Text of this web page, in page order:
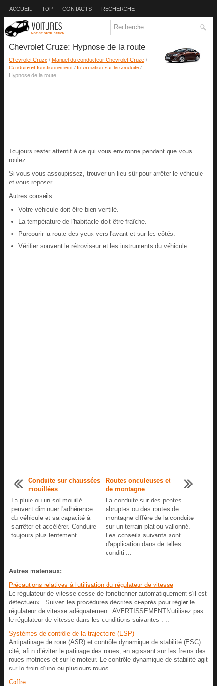
ACCUEIL TOP CONTACTS RECHERCHE
Chevrolet Cruze: Hypnose de la route
Chevrolet Cruze/ Manuel du conducteur Chevrolet Cruze/
Conduite et fonctionnement/ Information sur la conduite/
Hypnose de la route
Toujours rester attentif à ce qui vous environne pendant que vous
roulez.
Si vous vous assoupissez, trouver un lieu sûr pour arrêter le véhicule
et vous reposer.
Autres conseils :
Votre véhicule doit être bien ventilé.
La température de l'habitacle doit être fraîche.
Parcourir la route des yeux vers l'avant et sur les côtés.
Vérifier souvent le rétroviseur et les instruments du véhicule.
Conduite sur chaussées
mouillées
La pluie ou un sol mouillé
peuvent diminuer l'adhérence
du véhicule et sa capacité à
s'arrêter et accélérer. Conduire
toujours plus lentement ...
Routes onduleuses et
de montagne
La conduite sur des pentes
abruptes ou des routes de
montagne diffère de la conduite
sur un terrain plat ou vallonné.
Les conseils suivants sont
d'application dans de telles
conditi ...
Autres materiaux:
Précautions relatives à l'utilisation du régulateur de vitesse
Le régulateur de vitesse cesse de fonctionner automatiquement s'il est
défectueux. Suivez les procédures décrites ci-après pour régler le
régulateur de vitesse adéquatement. AVERTISSEMENTN'utilisez pas
le régulateur de vitesse dans les conditions suivantes : ...
Systèmes de contrôle de la trajectoire (ESP)
Antipatinage de roue (ASR) et contrôle dynamique de stabilité (ESC)
cité, afi n d’éviter le patinage des roues, en agissant sur les freins des
roues motrices et sur le moteur. Le contrôle dynamique de stabilité agit
sur le frein d’une ou plusieurs roues ...
Coffre